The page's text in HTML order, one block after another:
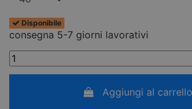
Disponibile
consegna 5-7 giorni lavorativi
Aggiungi al carrello